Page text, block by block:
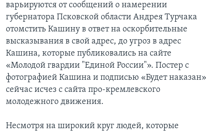
варьируются от сообщений о намерении
губернатора Псковской области Андрея Турчака
отомстить Кашину в ответ на оскорбительные
высказывания в свой адрес, до угроз в адрес
Кашина, которые публиковались на сайте
«Молодой гвардии "Единой России"». Постер с
фотографией Кашина и подписью «Будет наказан»
сейчас исчез с сайта про-кремлевского
молодежного движения.
Несмотря на широкий круг людей, которые